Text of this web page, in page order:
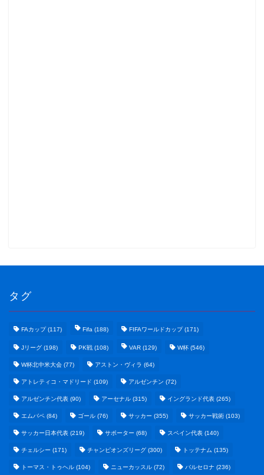
タグ
FAカップ (117) Fifa (188) FIFAワールドカップ (171)
Jリーグ (198) PK戦 (108) VAR (129) W杯 (546)
W杯北中米大会 (77) アストン・ヴィラ (64)
アトレティコ・マドリード (109) アルゼンチン (72)
アルゼンチン代表 (90) アーセナル (315) イングランド代表 (265)
エムバペ (84) ゴール (76) サッカー (355) サッカー戦術 (103)
サッカー日本代表 (219) サポーター (68) スペイン代表 (140)
チェルシー (171) チャンピオンズリーグ (300) トッテナム (135)
トーマス・トゥヘル (104) ニューカッスル (72) バルセロナ (236)